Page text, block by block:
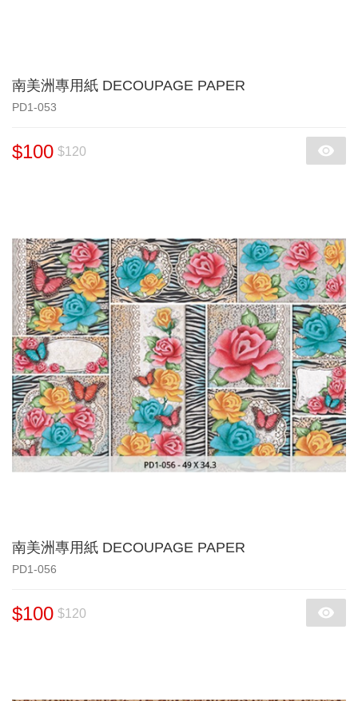
南美洲專用紙 DECOUPAGE PAPER
PD1-053
$100 $120
南美洲專用紙 DECOUPAGE PAPER
PD1-056
$100 $120